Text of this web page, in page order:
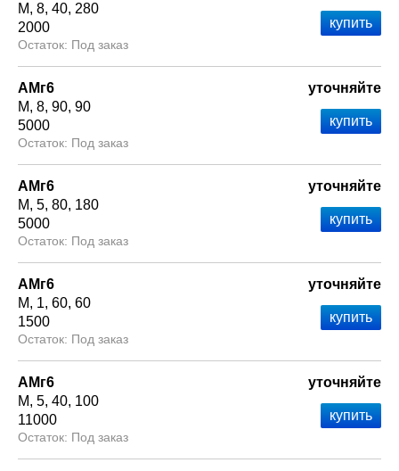
М 8 40 280
2000
Под заказ
АМг6
М 8 90 90
5000
Под заказ
уточняйте
АМг6
М 5 80 180
5000
Под заказ
уточняйте
АМг6
М
1 60 60
1500
Под заказ
уточняйте
АМг6
М 5 40 100
11000
Под заказ
уточняйте